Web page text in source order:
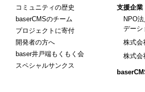
コミュニティの歴史
baserCMSのチーム
プロジェクトに寄付
開発者の方へ
baser井戸端もくもく会
スペシャルサンクス
支援企業
NPO
デーシ
株式会
株式会